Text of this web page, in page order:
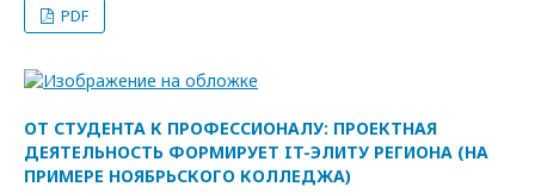
PDF
ОТ СТУДЕНТА К ПРОФЕССИОНАЛУ: ПРОЕКТНАЯ
ДЕЯТЕЛЬНОСТЬ ФОРМИРУЕТ IT-ЭЛИТУ РЕГИОНА (НА
ПРИМЕРЕ НОЯБРЬСКОГО КОЛЛЕДЖА)